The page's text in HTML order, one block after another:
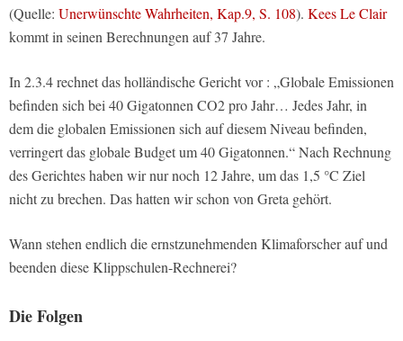
(Quelle: Unerwünschte Wahrheiten, Kap.9, S. 108). Kees Le Clair
kommt in seinen Berechnungen auf 37 Jahre.
In 2.3.4 rechnet das holländische Gericht vor : „Globale Emissionen
befinden sich bei 40 Gigatonnen CO2 pro Jahr… Jedes Jahr, in
dem die globalen Emissionen sich auf diesem Niveau befinden,
verringert das globale Budget um 40 Gigatonnen.“ Nach Rechnung
des Gerichtes haben wir nur noch 12 Jahre, um das 1,5 °C Ziel
nicht zu brechen. Das hatten wir schon von Greta gehört.
Wann stehen endlich die ernstzunehmenden Klimaforscher auf und
beenden diese Klippschulen-Rechnerei?
Die Folgen